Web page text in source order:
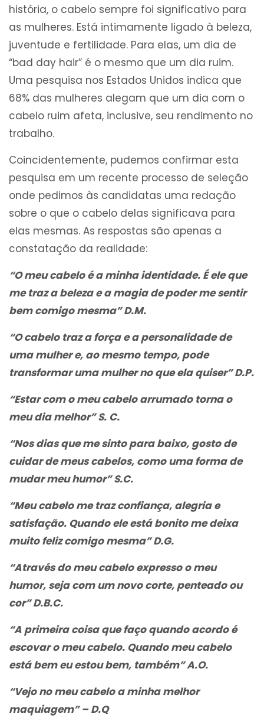
história, o cabelo sempre foi significativo para
as mulheres. Está intimamente ligado à beleza,
juventude e fertilidade. Para elas, um dia de
“bad day hair” é o mesmo que um dia ruim.
Uma pesquisa nos Estados Unidos indica que
68% das mulheres alegam que um dia com o
cabelo ruim afeta, inclusive, seu rendimento no
trabalho.
Coincidentemente, pudemos confirmar esta
pesquisa em um recente processo de seleção
onde pedimos às candidatas uma redação
sobre o que o cabelo delas significava para
elas mesmas. As respostas são apenas a
constatação da realidade:
“O meu cabelo é a minha identidade. É ele que
me traz a beleza e a magia de poder me sentir
bem comigo mesma” D.M.
“O cabelo traz a força e a personalidade de
uma mulher e, ao mesmo tempo, pode
transformar uma mulher no que ela quiser” D.P.
“Estar com o meu cabelo arrumado torna o
meu dia melhor” S. C.
“Nos dias que me sinto para baixo, gosto de
cuidar de meus cabelos, como uma forma de
mudar meu humor” S.C.
“Meu cabelo me traz confiança, alegria e
satisfação. Quando ele está bonito me deixa
muito feliz comigo mesma” D.G.
“Através do meu cabelo expresso o meu
humor, seja com um novo corte, penteado ou
cor” D.B.C.
“A primeira coisa que faço quando acordo é
escovar o meu cabelo. Quando meu cabelo
está bem eu estou bem, também” A.O.
“Vejo no meu cabelo a minha melhor
maquiagem” – D.Q